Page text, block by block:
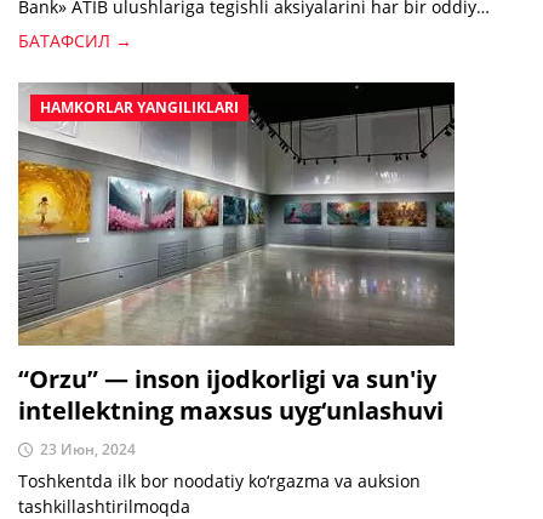
Bank» ATIB ulushlariga tegishli aksiyalarini har bir oddiy
aksiya uchun 1,1 so'm va har bir imtiyozli aksiya uchun 3 so'm
БАТАФСИЛ →
HAMKORLAR YANGILIKLARI
“Orzu” — inson ijodkorligi va sun'iy
intellektning maxsus uyg‘unlashuvi
23 Июн, 2024
Toshkentda ilk bor noodatiy ko‘rgazma va auksion
tashkillashtirilmoqda